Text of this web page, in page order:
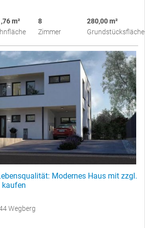
m²
8
Zimmer
280,00 m²
Grundstücksfläche
Modernes Haus mit zzgl.
kaufen
Wegberg